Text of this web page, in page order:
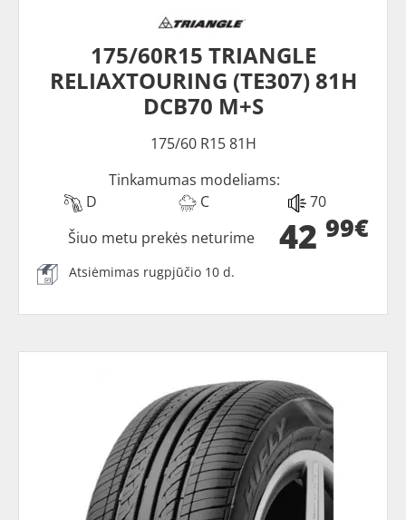
175/60R15 TRIANGLE
RELIAXTOURING (TE307) 81H
DCB70 M+S
175/60 R15 81H
Tinkamumas modeliams:
D
C 70
42 99€
Šiuo metu prekės neturime
Atsiėmimas rugpjūčio 10 d.